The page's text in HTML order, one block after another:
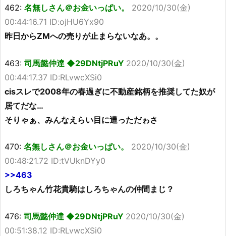
462: 名無しさん＠お金いっぱい。
2020/10/30(金)
00:44:16.71 ID:ojHU6Yx90
昨日からZMへの売りが止まらないなあ。。
463: 司馬懿仲達 ◆29DNtjPRuY 2020/10/30(金)
00:44:17.37 ID:RLvwcXSi0
cisスレで2008年の春過ぎに不動産銘柄を推奨してた奴が
居てだな…
そりゃぁ、みんなえらい目に遭っただゎさ
470: 名無しさん＠お金いっぱい。
2020/10/30(金)
00:48:21.72 ID:tVUknDYy0
>>463
しろちゃん竹花貴騎はしろちゃんの仲間まじ？
476: 司馬懿仲達 ◆29DNtjPRuY 2020/10/30(金)
00:51:38.12 ID:RLvwcXSi0